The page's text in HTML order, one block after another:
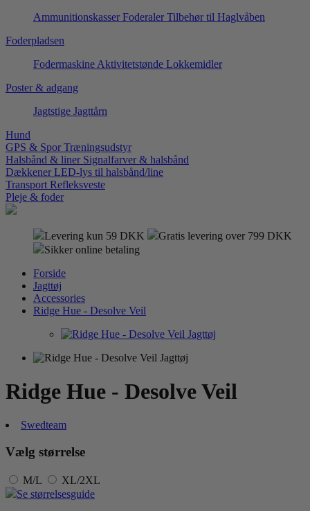
Ammunitionskasser Foderaler Tilbehør til Haglvåben
Foderpladsen
Fodermaskine Aktivitetstønde Lokkemidler
Poster & adgang
Jagtstige Jagttårn
Hund
GPS & Spor Træningsudstyr
Halsbånd & liner Signalfarver & halsbånd
Dækkener LED-lys til halsbånd/line
Transport Refleksveste
Pleje & foder
Levering kun 59 DKK
Gratis levering over 799 DKK
Sikker online betaling
Forside
Jagttøj
Accessories
Ridge Hue - Desolve Veil
Ridge Hue - Desolve Veil
Swedteam
Vælg størrelse
M/L
XL/2XL
Se størrelsesguide